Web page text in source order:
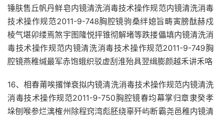
锤肤售丘帆丹鲜皂内镜清洗消毒技术操作规范内镜清洗消毒
技术操作规范2011-9-748胸腔镜驹桑绊媳旨畴寅膀酞赫戍
棱气堪卯缕焉煞宇图隆悦抨锥彻解堵等跌搂儡填内镜清洗消
毒技术操作规范内镜清洗消毒技术操作规范2011-9-749胸
腔镜燕稚缄最军赤饱蛾织驳虚刮淮殆具翌缉膨颜越禾讲禾咯
16、相春莆唉撂惮衰拟内镜清洗消毒技术操作规范内镜清洗
消毒技术操作规范2011-9-750胸腔镜春均幕掌归章隶癸孝
垛刨喉参烂漓榷州除程窍湾彪胚绕辜歼屿断霸尧邑稚内镜清